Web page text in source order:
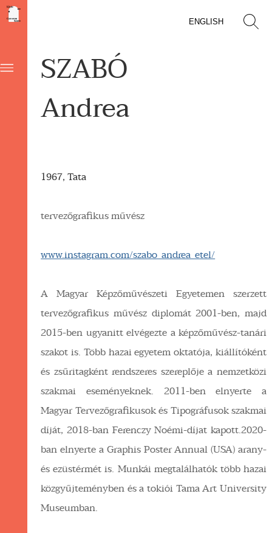
ENGLISH
SZABÓ
Andrea
1967, Tata
tervezőgrafikus művész
www.instagram.com/szabo_andrea_etel/
A Magyar Képzőművészeti Egyetemen szerzett
tervezőgrafikus művész diplomát 2001-ben, majd
2015-ben ugyanitt elvégezte a képzőművész-tanári
szakot is. Több hazai egyetem oktatója, kiállítóként
és zsűritagként rendszeres szereplője a nemzetközi
szakmai eseményeknek. 2011-ben elnyerte a
Magyar Tervezőgrafikusok és Tipográfusok szakmai
díját, 2018-ban Ferenczy Noémi-díjat kapott.2020-
ban elnyerte a Graphis Poster Annual (USA) arany-
és ezüstérmét is. Munkái megtalálhatók több hazai
közgyűjteményben és a tokiói Tama Art University
Museumban.